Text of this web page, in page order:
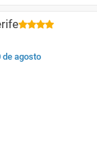
de agosto